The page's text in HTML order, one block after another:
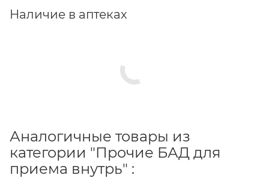
Наличие в аптеках
Аналогичные товары из
категории "Прочие БАД для
приема внутрь" :